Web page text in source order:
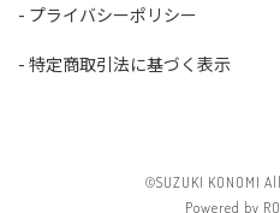
プライバシーポリシー
特定商取引法に基づく表示
©SUZUKI KONOMI
Powered by